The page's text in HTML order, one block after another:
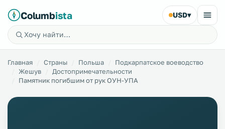
Columbista USD▾
Главная Страны Польша
Подкарпатское воеводство
Жешув
Достопримечательности
Памятник погибшим от рук ОУН-УПА